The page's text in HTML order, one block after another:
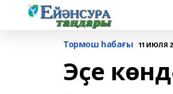
Тормош һабағы 11 ИЮЛЯ
Эҫе